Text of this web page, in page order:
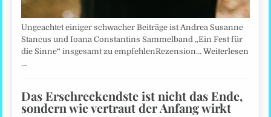
Ungeachtet einiger schwacher Beiträge ist Andrea Susanne
Stancus und Ioana Constantins Sammelband „Ein Fest für
die Sinne“ insgesamt zu empfehlenRezension…Weiterlesen
…
Das Erschreckendste ist nicht das Ende,
sondern wie vertraut der Anfang wirkt